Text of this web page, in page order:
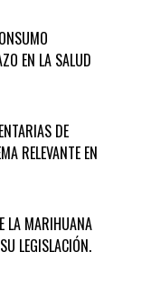
EN LA SALUD
DE
RELEVANTE EN
LA MARIHUANA
LEGISLACIÓN.